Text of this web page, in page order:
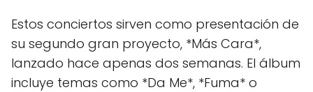
Estos conciertos sirven como presentación de
su segundo gran proyecto, *Más Cara*,
lanzado hace apenas dos semanas. El álbum
incluye temas como *Da Me*, *Fuma* o